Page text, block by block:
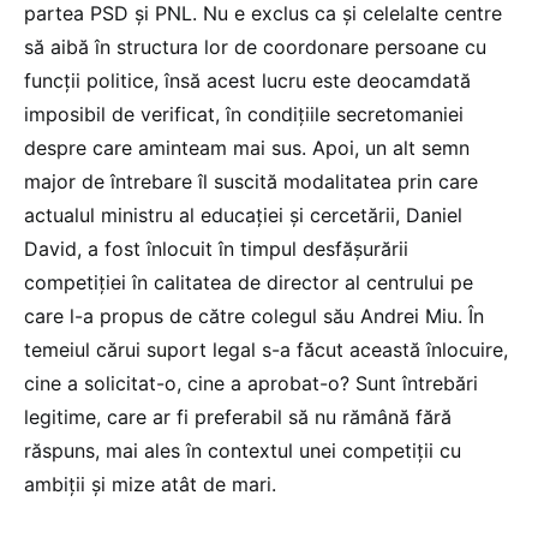
partea PSD și PNL. Nu e exclus ca și celelalte centre
să aibă în structura lor de coordonare persoane cu
funcții politice, însă acest lucru este deocamdată
imposibil de verificat, în condițiile secretomaniei
despre care aminteam mai sus. Apoi, un alt semn
major de întrebare îl suscită modalitatea prin care
actualul ministru al educației și cercetării, Daniel
David, a fost înlocuit în timpul desfășurării
competiției în calitatea de director al centrului pe
care l-a propus de către colegul său Andrei Miu. În
temeiul cărui suport legal s-a făcut această înlocuire,
cine a solicitat-o, cine a aprobat-o? Sunt întrebări
legitime, care ar fi preferabil să nu rămână fără
răspuns, mai ales în contextul unei competiții cu
ambiții și mize atât de mari.